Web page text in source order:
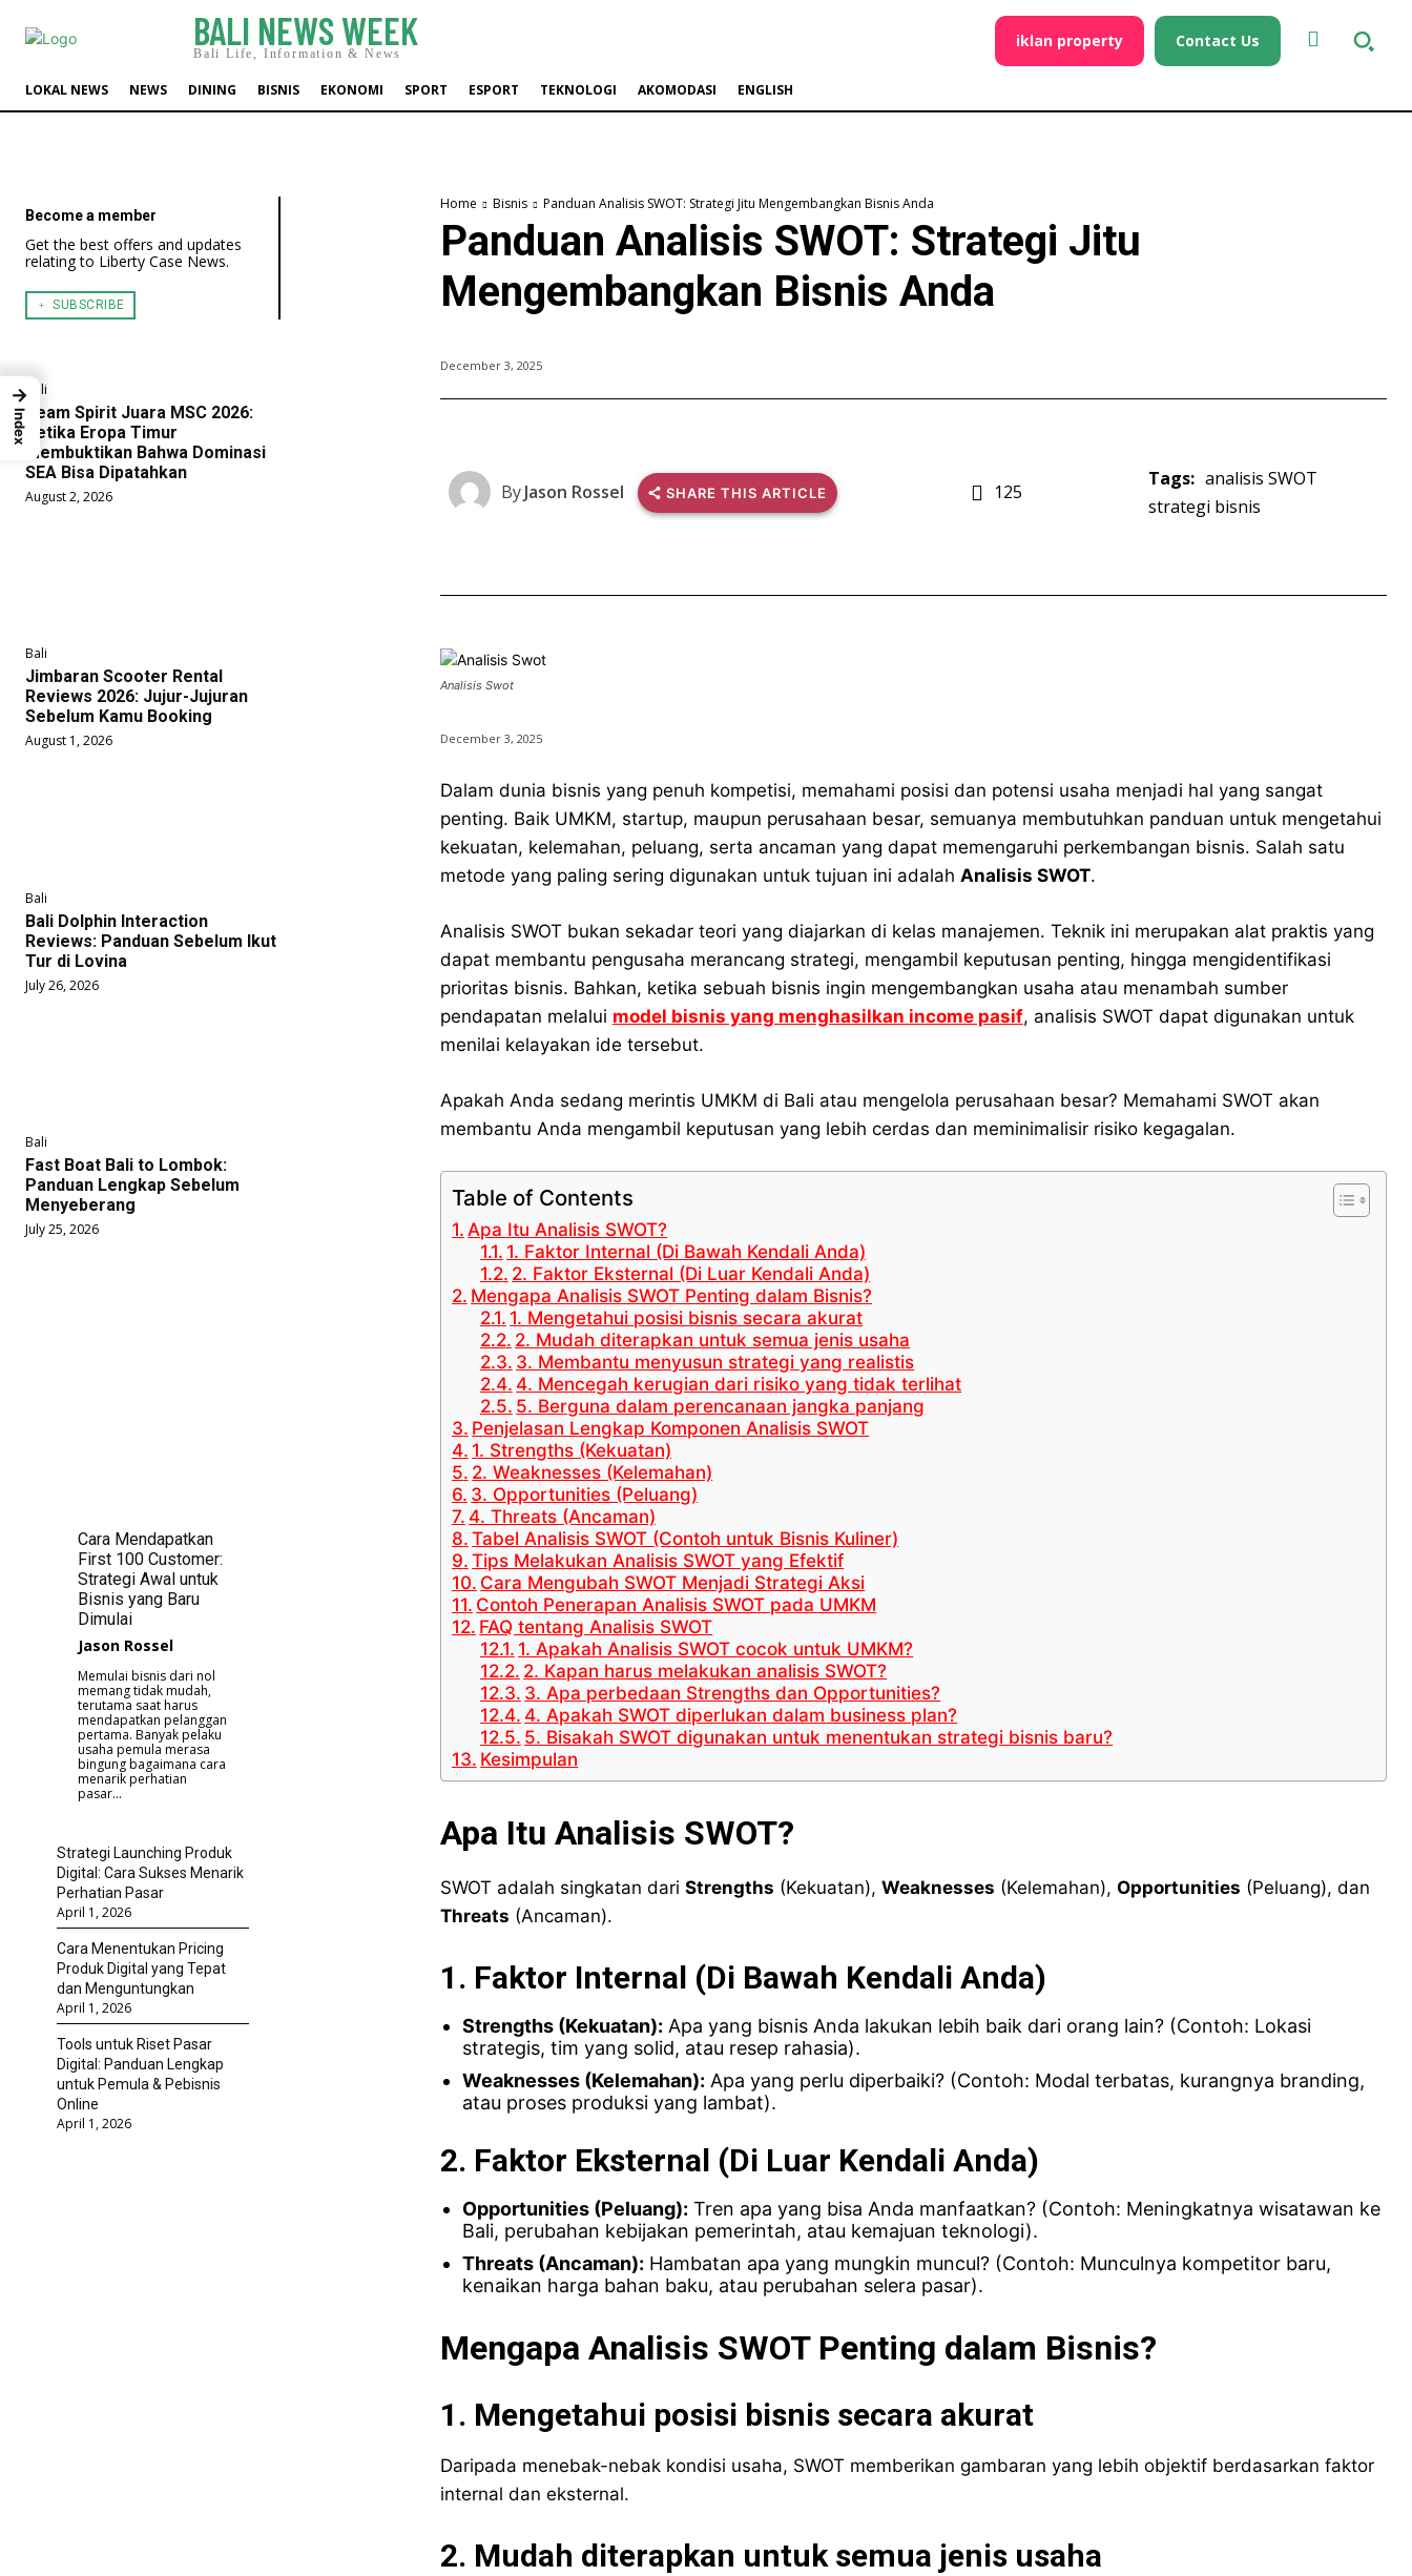
BALI NEWS WEEK
Bali Life, Information & News
iklan property Contact Us
LOKAL NEWS NEWS DINING BISNIS EKONOMI SPORT ESPORT TEKNOLOGI AKOMODASI ENGLISH
Become a member
Get the best offers and updates
relating to Liberty Case News.
﹢ SUBSCRIBE
Bali
Team Spirit Juara MSC 2026:
Ketika Eropa Timur
Membuktikan Bahwa Dominasi
SEA Bisa Dipatahkan
August 2, 2026
Bali
Jimbaran Scooter Rental
Reviews 2026: Jujur-Jujuran
Sebelum Kamu Booking
August 1, 2026
Bali
Bali Dolphin Interaction
Reviews: Panduan Sebelum Ikut
Tur di Lovina
July 26, 2026
Bali
Fast Boat Bali to Lombok:
Panduan Lengkap Sebelum
Menyeberang
July 25, 2026
Cara Mendapatkan
First 100 Customer:
Strategi Awal untuk
Bisnis yang Baru
Dimulai
Jason Rossel
Memulai bisnis dari nol
memang tidak mudah,
terutama saat harus
mendapatkan pelanggan
pertama. Banyak pelaku
usaha pemula merasa
bingung bagaimana cara
menarik perhatian
pasar...
Strategi Launching Produk
Digital: Cara Sukses Menarik
Perhatian Pasar
April 1, 2026
Cara Menentukan Pricing
Produk Digital yang Tepat
dan Menguntungkan
April 1, 2026
Tools untuk Riset Pasar
Digital: Panduan Lengkap
untuk Pemula & Pebisnis
Online
April 1, 2026
Home Bisnis Panduan Analisis SWOT: Strategi Jitu Mengembangkan Bisnis Anda
Panduan Analisis SWOT: Strategi Jitu
Mengembangkan Bisnis Anda
December 3, 2025
ByJason Rossel SHARE THIS ARTICLE 125
Tags: analisis SWOT
strategi bisnis
Analisis Swot
December 3, 2025
Dalam dunia bisnis yang penuh kompetisi, memahami posisi dan potensi usaha menjadi hal yang sangat
penting. Baik UMKM, startup, maupun perusahaan besar, semuanya membutuhkan panduan untuk mengetahui
kekuatan, kelemahan, peluang, serta ancaman yang dapat memengaruhi perkembangan bisnis. Salah satu
metode yang paling sering digunakan untuk tujuan ini adalah Analisis SWOT.
Analisis SWOT bukan sekadar teori yang diajarkan di kelas manajemen. Teknik ini merupakan alat praktis yang
dapat membantu pengusaha merancang strategi, mengambil keputusan penting, hingga mengidentifikasi
prioritas bisnis. Bahkan, ketika sebuah bisnis ingin mengembangkan usaha atau menambah sumber
pendapatan melalui model bisnis yang menghasilkan income pasif, analisis SWOT dapat digunakan untuk
menilai kelayakan ide tersebut.
Apakah Anda sedang merintis UMKM di Bali atau mengelola perusahaan besar? Memahami SWOT akan
membantu Anda mengambil keputusan yang lebih cerdas dan meminimalisir risiko kegagalan.
Table of Contents
Apa Itu Analisis SWOT?
1. Faktor Internal (Di Bawah Kendali Anda)
2. Faktor Eksternal (Di Luar Kendali Anda)
Mengapa Analisis SWOT Penting dalam Bisnis?
1. Mengetahui posisi bisnis secara akurat
2. Mudah diterapkan untuk semua jenis usaha
3. Membantu menyusun strategi yang realistis
4. Mencegah kerugian dari risiko yang tidak terlihat
5. Berguna dalam perencanaan jangka panjang
Penjelasan Lengkap Komponen Analisis SWOT
1. Strengths (Kekuatan)
2. Weaknesses (Kelemahan)
3. Opportunities (Peluang)
4. Threats (Ancaman)
Tabel Analisis SWOT (Contoh untuk Bisnis Kuliner)
Tips Melakukan Analisis SWOT yang Efektif
Cara Mengubah SWOT Menjadi Strategi Aksi
Contoh Penerapan Analisis SWOT pada UMKM
FAQ tentang Analisis SWOT
1. Apakah Analisis SWOT cocok untuk UMKM?
2. Kapan harus melakukan analisis SWOT?
3. Apa perbedaan Strengths dan Opportunities?
4. Apakah SWOT diperlukan dalam business plan?
5. Bisakah SWOT digunakan untuk menentukan strategi bisnis baru?
Kesimpulan
Apa Itu Analisis SWOT?
SWOT adalah singkatan dari Strengths (Kekuatan), Weaknesses (Kelemahan), Opportunities (Peluang), dan
Threats (Ancaman).
1. Faktor Internal (Di Bawah Kendali Anda)
Strengths (Kekuatan): Apa yang bisnis Anda lakukan lebih baik dari orang lain? (Contoh: Lokasi
strategis, tim yang solid, atau resep rahasia).
Weaknesses (Kelemahan): Apa yang perlu diperbaiki? (Contoh: Modal terbatas, kurangnya branding,
atau proses produksi yang lambat).
2. Faktor Eksternal (Di Luar Kendali Anda)
Opportunities (Peluang): Tren apa yang bisa Anda manfaatkan? (Contoh: Meningkatnya wisatawan ke
Bali, perubahan kebijakan pemerintah, atau kemajuan teknologi).
Threats (Ancaman): Hambatan apa yang mungkin muncul? (Contoh: Munculnya kompetitor baru,
kenaikan harga bahan baku, atau perubahan selera pasar).
Mengapa Analisis SWOT Penting dalam Bisnis?
1. Mengetahui posisi bisnis secara akurat
Daripada menebak-nebak kondisi usaha, SWOT memberikan gambaran yang lebih objektif berdasarkan faktor
internal dan eksternal.
2. Mudah diterapkan untuk semua jenis usaha
→
Index